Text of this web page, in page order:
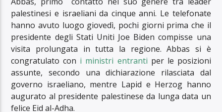
palestinesi e israeliani da cinque anni. Le telefonate
hanno avuto luogo giovedì, pochi giorni prima che il
presidente degli Stati Uniti Joe Biden compisse una
visita prolungata in tutta la regione. Abbas si è
congratulato con i ministri entranti per le posizioni
assunte, secondo una dichiarazione rilasciata dal
governo israeliano, mentre Lapid e Herzog hanno
augurato al presidente palestinese da lunga data un
felice Eid al-Adha.